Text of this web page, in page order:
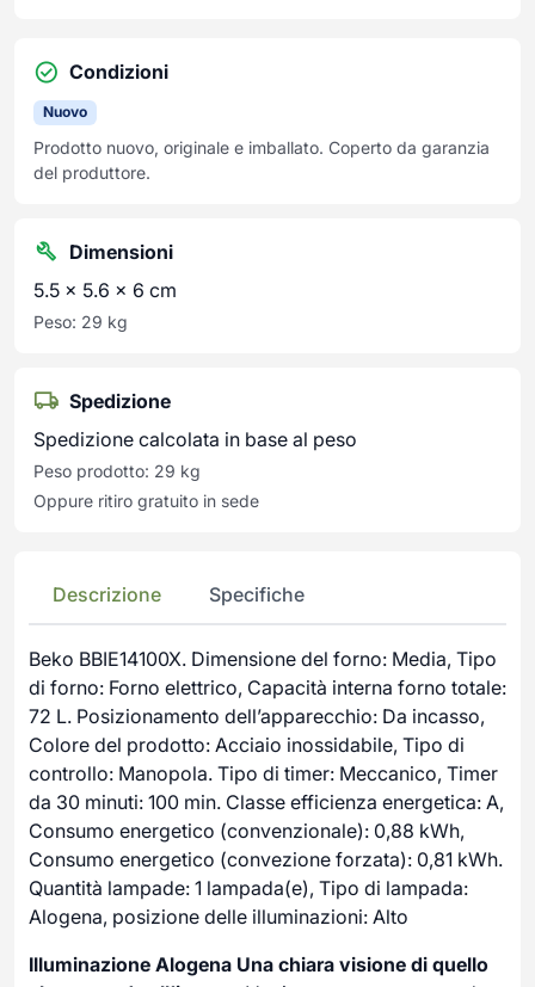
Condizioni
Nuovo
Prodotto nuovo, originale e imballato. Coperto da garanzia
del produttore.
Dimensioni
5.5 × 5.6 × 6 cm
Peso: 29 kg
Spedizione
Spedizione calcolata in base al peso
Peso prodotto: 29 kg
Oppure ritiro gratuito in sede
Descrizione Specifiche
Beko BBIE14100X. Dimensione del forno: Media, Tipo
di forno: Forno elettrico, Capacità interna forno totale:
72 L. Posizionamento dell’apparecchio: Da incasso,
Colore del prodotto: Acciaio inossidabile, Tipo di
controllo: Manopola. Tipo di timer: Meccanico, Timer
da 30 minuti: 100 min. Classe efficienza energetica: A,
Consumo energetico (convenzionale): 0,88 kWh,
Consumo energetico (convezione forzata): 0,81 kWh.
Quantità lampade: 1 lampada(e), Tipo di lampada:
Alogena, posizione delle illuminazioni: Alto
Illuminazione Alogena Una chiara visione di quello